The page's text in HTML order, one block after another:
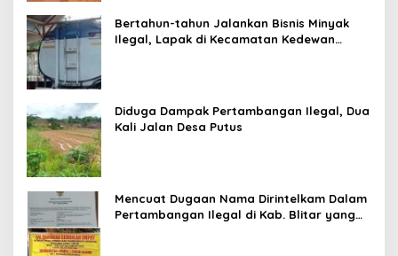
Bertahun-tahun Jalankan Bisnis Minyak
Ilegal, Lapak di Kecamatan Kedewan
Diduga Dampak Pertambangan Ilegal, Dua
Kali Jalan Desa Putus
Mencuat Dugaan Nama Dirintelkam Dalam
Pertambangan Ilegal di Kab. Blitar yang